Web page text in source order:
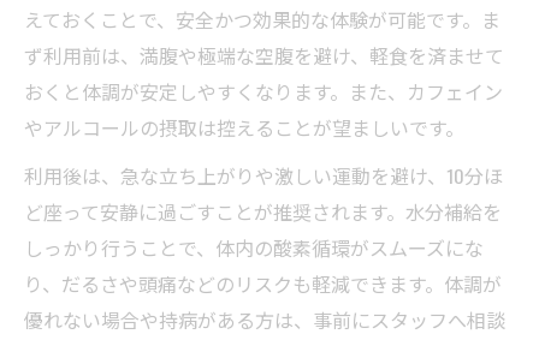
えておくことで、安全かつ効果的な体験が可能です。ま
ず利用前は、満腹や極端な空腹を避け、軽食を済ませて
おくと体調が安定しやすくなります。また、カフェイン
やアルコールの摂取は控えることが望ましいです。
利用後は、急な立ち上がりや激しい運動を避け、10分ほ
ど座って安静に過ごすことが推奨されます。水分補給を
しっかり行うことで、体内の酸素循環がスムーズにな
り、だるさや頭痛などのリスクも軽減できます。体調が
優れない場合や持病がある方は、事前にスタッフへ相談